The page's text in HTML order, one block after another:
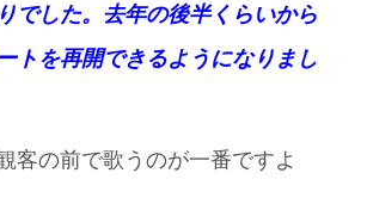
でした。去年の後半くらいから
トを再開できるようになりまし
の前で歌うのが一番ですよ